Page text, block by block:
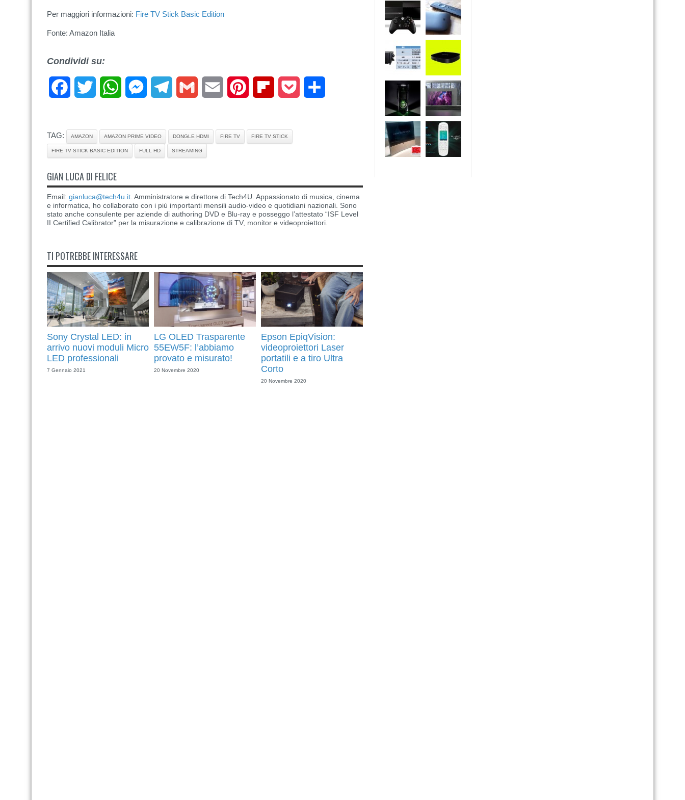
Per maggiori informazioni: Fire TV Stick Basic Edition
Fonte: Amazon Italia
Condividi su:
FacebookTwitter WhatsAppMessengerTelegramGmail Email Pinterest FlipboardPocket
TAG: AMAZON AMAZON PRIME VIDEO DONGLE HDMI FIRE TV FIRE TV STICK
FIRE TV STICK BASIC EDITION FULL HD STREAMING
GIAN LUCA DI FELICE
Email: gianluca@tech4u.it . Amministratore e direttore di Tech4U. Appassionato di musica, cinema
e informatica, ho collaborato con i più importanti mensili audio-video e quotidiani nazionali. Sono
stato anche consulente per aziende di authoring DVD e Blu-ray e posseggo l’attestato “ISF Level
II Certified Calibrator” per la misurazione e calibrazione di TV, monitor e videoproiettori.
TI POTREBBE INTERESSARE
Sony Crystal LED: in
arrivo nuovi moduli Micro
LED professionali
7 Gennaio 2021
LG OLED Trasparente
55EW5F: l’abbiamo
provato e misurato!
20 Novembre 2020
Epson EpiqVision:
videoproiettori Laser
portatili e a tiro Ultra
Corto
20 Novembre 2020